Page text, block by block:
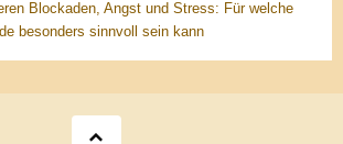
Blockaden, Angst und Stress: Für welche
besonders sinnvoll sein kann